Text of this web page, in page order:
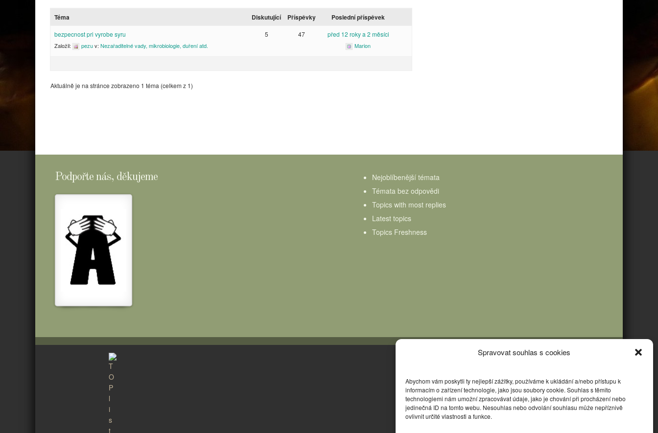
Spravovat souhlas s cookies
Abychom vám poskytli ty nejlepší zážitky, používáme k ukládání a/nebo přístupu k
informacím o zařízení technologie, jako jsou soubory cookie. Souhlas s těmito
technologiemi nám umožní zpracovávat údaje, jako je chování při procházení nebo
jedinečná ID na tomto webu. Nesouhlas nebo odvolání souhlasu může nepříznivě
ovlivnit určité vlastnosti a funkce.
Téma Diskutující Příspěvky Poslední příspěvek
bezpecnost pri vyrobe syru
Založil: pezuv: Nezařaditelné vady, mikrobiologie, duření atd.
5 47 před 12 roky a 2 měsíci
Marion
Aktuálně je na stránce zobrazeno 1 téma (celkem z 1)
Podpořte nás, děkujeme
Nejoblíbenější témata
Témata bez odpovědi
Topics with most replies
Latest topics
Topics Freshness